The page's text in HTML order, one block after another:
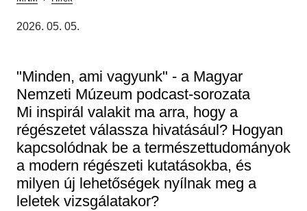
Régészet
Tagintézmények
Adattár
Központi Könyvtár
Morzsa
2026. 05. 05.
"Minden, ami vagyunk" - a Magyar
Nemzeti Múzeum podcast-sorozata
Mi inspirál valakit ma arra, hogy a
régészetet válassza hivatásául? Hogyan
kapcsolódnak be a természettudományok
a modern régészeti kutatásokba, és
milyen új lehetőségek nyílnak meg a
leletek vizsgálatakor?